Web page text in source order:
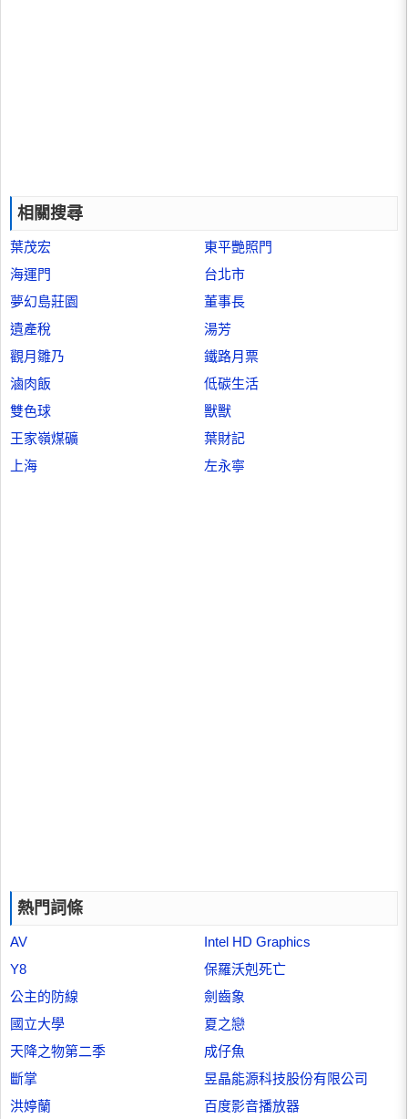
相關搜尋
葉茂宏
東平艷照門
海運門
台北市
夢幻島莊園
董事長
遺產稅
湯芳
觀月雛乃
鐵路月票
滷肉飯
低碳生活
雙色球
獸獸
王家嶺煤礦
葉財記
上海
左永寧
熱門詞條
AV
Intel HD Graphics
Y8
保羅沃剋死亡
公主的防線
劍齒象
國立大學
夏之戀
天降之物第二季
成仔魚
斷掌
昱晶能源科技股份有限公司
洪婷蘭
百度影音播放器